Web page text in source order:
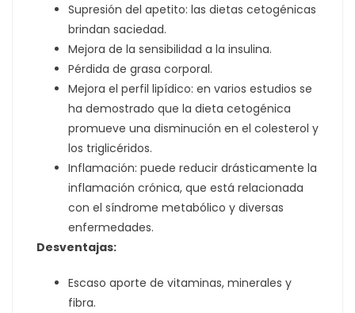
Supresión del apetito: las dietas cetogénicas
brindan saciedad.
Mejora de la sensibilidad a la insulina.
Pérdida de grasa corporal.
Mejora el perfil lipídico: en varios estudios se
ha demostrado que la dieta cetogénica
promueve una disminución en el colesterol y
los triglicéridos.
Inflamación: puede reducir drásticamente la
inflamación crónica, que está relacionada
con el síndrome metabólico y diversas
enfermedades.
Desventajas:
Escaso aporte de vitaminas, minerales y
fibra.